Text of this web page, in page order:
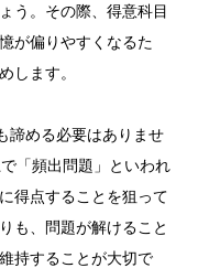
う。その際、得意科目
が偏りやすくなるた
します。
諦める必要はありませ
「頻出問題」といわれ
得点することを狙って
も、問題が解けること
持することが大切で